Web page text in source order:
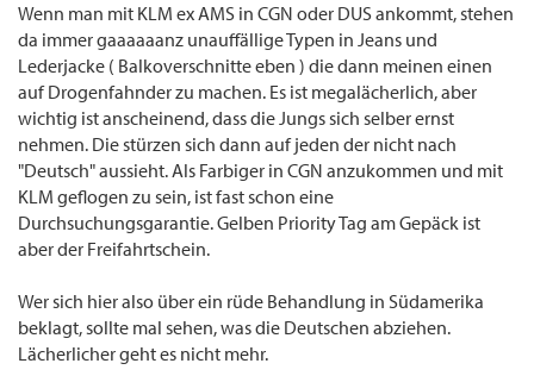
Wenn man mit KLM ex AMS in CGN oder DUS ankommt, stehen
da immer gaaaaaanz unauffällige Typen in Jeans und
Lederjacke ( Balkoverschnitte eben ) die dann meinen einen
auf Drogenfahnder zu machen. Es ist megalächerlich, aber
wichtig ist anscheinend, dass die Jungs sich selber ernst
nehmen. Die stürzen sich dann auf jeden der nicht nach
"Deutsch" aussieht. Als Farbiger in CGN anzukommen und mit
KLM geflogen zu sein, ist fast schon eine
Durchsuchungsgarantie. Gelben Priority Tag am Gepäck ist
aber der Freifahrtschein.
Wer sich hier also über ein rüde Behandlung in Südamerika
beklagt, sollte mal sehen, was die Deutschen abziehen.
Lächerlicher geht es nicht mehr.